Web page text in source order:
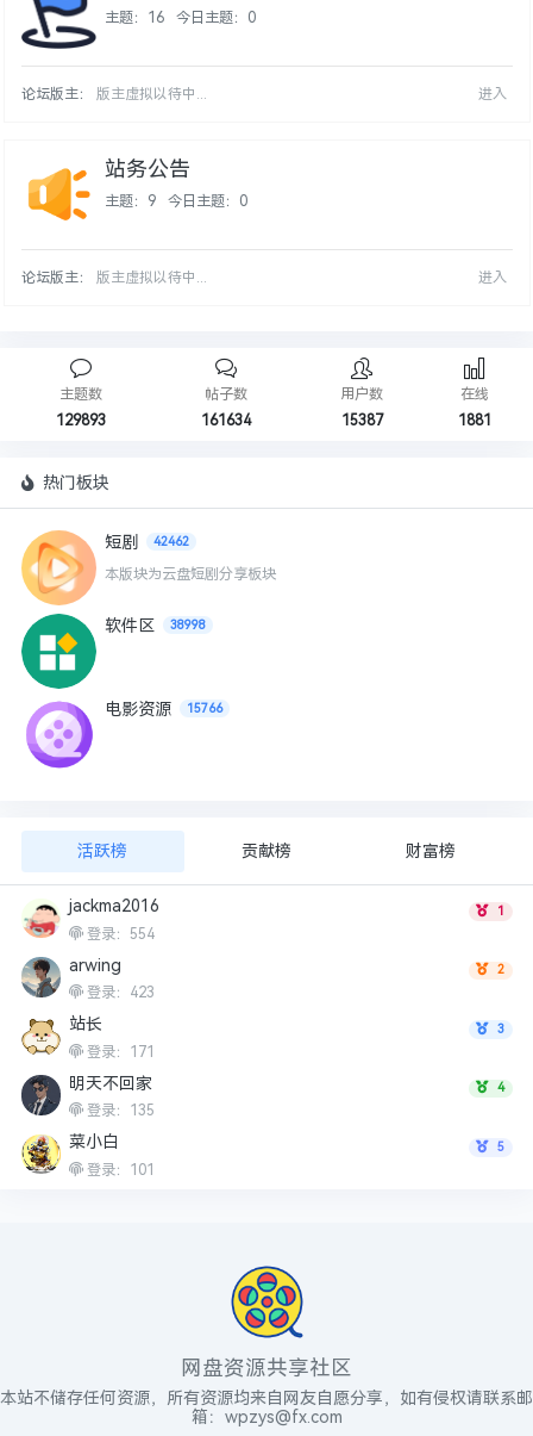
主题：16 今日主题：0
论坛版主： 版主虚拟以待中... 进入
站务公告
主题：9 今日主题：0
论坛版主： 版主虚拟以待中... 进入
主题数
129893
帖子数
161634
用户数
15387
在线
1881
热门板块
短剧 42462
本版块为云盘短剧分享板块
软件区 38998
电影资源 15766
活跃榜 贡献榜 财富榜
jackma2016
登录：554
1
arwing
登录：423
2
站长
登录：171
3
明天不回家
登录：135
4
菜小白
登录：101
5
网盘资源共享社区
本站不储存任何资源，所有资源均来自网友自愿分享，如有侵权请联系邮
箱：wpzys@fx.com